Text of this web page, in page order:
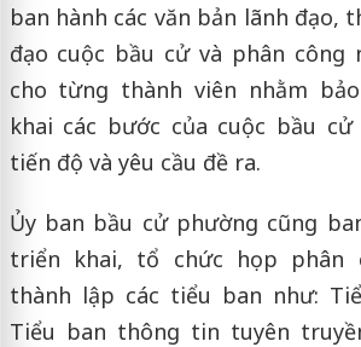
ban hành các văn bản lãnh đạo,
đạo cuộc bầu cử và phân công
cho từng thành viên nhằm
khai các bước của cuộc bầu
tiến độ và yêu cầu đề ra.
Ủy ban bầu cử phường cũng
triển khai, tổ chức họp phân
thành lập các tiểu ban như:
Tiểu ban thông tin tuyên